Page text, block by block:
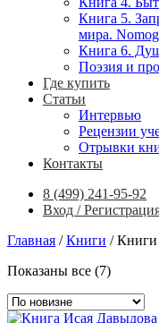
Книга 5.
мира.
Книга 6.
Поэзия и
Где купить
Статьи
Интервью
Рецензии
Отрывки
Контакты
8 (499) 241-95-92
Вход /
Главная / Книги /Книги
Показаны все (7)
недавние